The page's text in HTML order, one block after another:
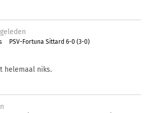
geleden
PSV-Fortuna Sittard 6-0 (3-0)
helemaal niks.